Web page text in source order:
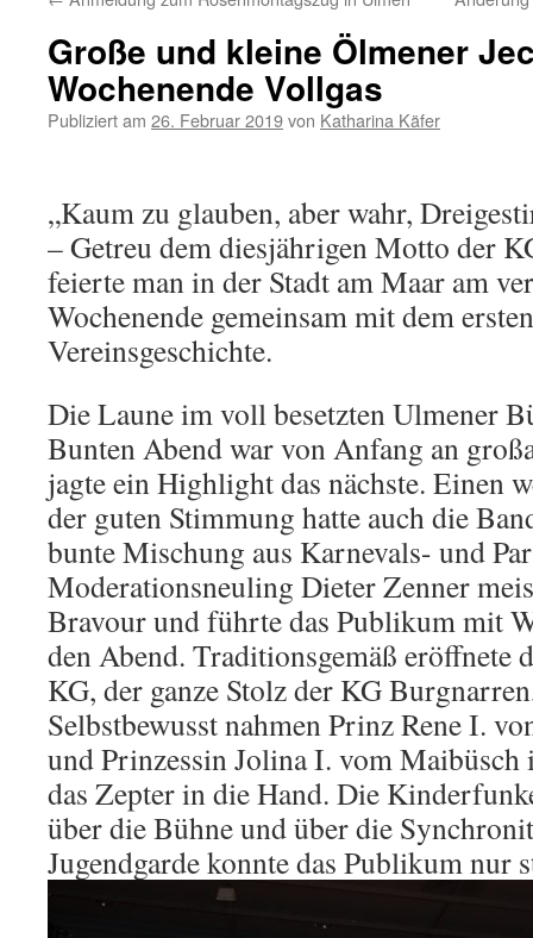
Große und kleine Ölmener
Wochenende Vollgas
Publiziert am 26. Februar 2019von Katharina Käfer
„Kaum zu glauben, aber wahr,
– Getreu dem diesjährigen Motto der
feierte man in der Stadt am Maar am
Wochenende gemeinsam mit dem
Vereinsgeschichte.
Die Laune im voll besetzten Ulmener
Bunten Abend war von Anfang an
jagte ein Highlight das nächste. Einen
der guten Stimmung hatte auch die
bunte Mischung aus Karnevals- und
Moderationsneuling Dieter Zenner
Bravour und führte das Publikum mit
den Abend. Traditionsgemäß eröffnete
KG, der ganze Stolz der KG
Selbstbewusst nahmen Prinz Rene I.
und Prinzessin Jolina I. vom
das Zepter in die Hand. Die
über die Bühne und über die
Jugendgarde konnte das Publikum nur